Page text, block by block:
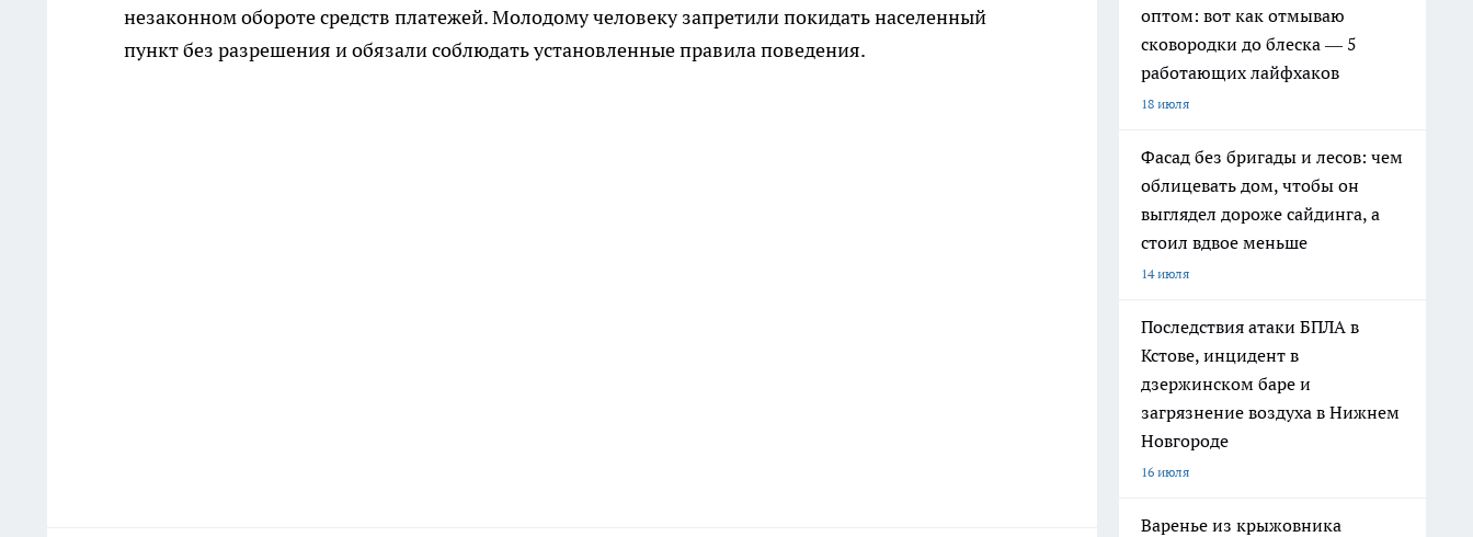
незаконном обороте средств платежей. Молодому человеку запретили покидать населенный
пункт без разрешения и обязали соблюдать установленные правила поведения.
оптом: вот как отмываю
сковородки до блеска — 5
работающих лайфхаков
18 июля
Фасад без бригады и лесов: чем
облицевать дом, чтобы он
выглядел дороже сайдинга, а
стоил вдвое меньше
14 июля
Последствия атаки БПЛА в
Кстове, инцидент в
дзержинском баре и
загрязнение воздуха в Нижнем
Новгороде
16 июля
Варенье из крыжовника